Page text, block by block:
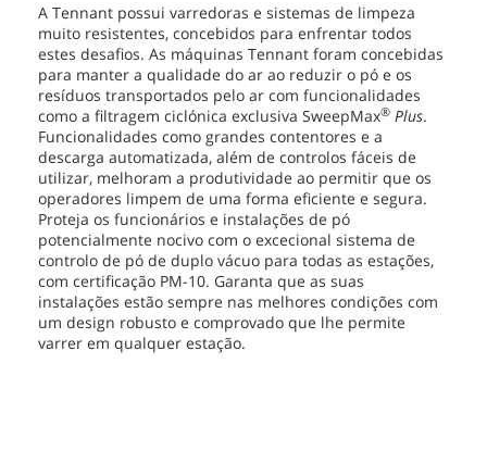
A Tennant possui varredoras e sistemas de limpeza
muito resistentes, concebidos para enfrentar todos
estes desafios. As máquinas Tennant foram concebidas
para manter a qualidade do ar ao reduzir o pó e os
resíduos transportados pelo ar com funcionalidades
como a filtragem ciclónica exclusiva SweepMax® Plus.
Funcionalidades como grandes contentores e a
descarga automatizada, além de controlos fáceis de
utilizar, melhoram a produtividade ao permitir que os
operadores limpem de uma forma eficiente e segura.
Proteja os funcionários e instalações de pó
potencialmente nocivo com o excecional sistema de
controlo de pó de duplo vácuo para todas as estações,
com certificação PM-10. Garanta que as suas
instalações estão sempre nas melhores condições com
um design robusto e comprovado que lhe permite
varrer em qualquer estação.